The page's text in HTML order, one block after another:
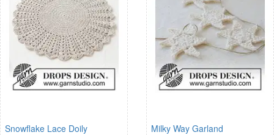
Snowflake Lace Doily Milky Way Garland